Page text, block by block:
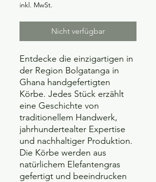
inkl. MwSt.
Nicht verfügbar
Entdecke die einzigartigen in
der Region Bolgatanga in
Ghana handgefertigten
Körbe. Jedes Stück erzählt
eine Geschichte von
traditionellem Handwerk,
jahrhundertealter Expertise
und nachhaltiger Produktion.
Die Körbe werden aus
natürlichem Elefantengras
gefertigt und beeindrucken